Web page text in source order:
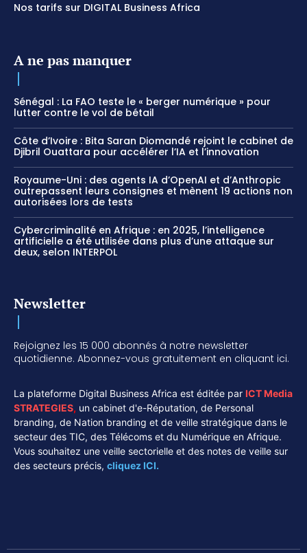
Nos tarifs sur DIGITAL Business Africa
A ne pas manquer
Sénégal : La FAO teste le « berger numérique » pour
lutter contre le vol de bétail
Côte d’Ivoire : Bita Saran Diomandé rejoint le cabinet de
Djibril Ouattara pour accélérer l’IA et l’innovation
Royaume-Uni : des agents IA d’OpenAI et d’Anthropic
outrepassent leurs consignes et mènent 19 actions non
autorisées lors de tests
Cybercriminalité en Afrique : en 2025, l’intelligence
artificielle a été utilisée dans plus d’une attaque sur
deux, selon INTERPOL
Newsletter
Rejoignez les 15 000 abonnés à notre newsletter
quotidienne. Abonnez-vous gratuitement en cliquant ici.
La plateforme Digital Business Africa est éditée par ICT Media
STRATEGIES, un cabinet d'e-Réputation, de Personal
branding, de Nation branding et de veille stratégique dans le
secteur des TIC, des Télécoms et du Numérique en Afrique.
Vous souhaitez une veille sectorielle et des notes de veille sur
des secteurs précis, cliquez ICI.